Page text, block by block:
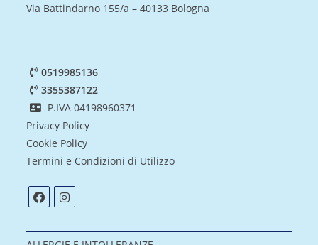
Via Battindarno 155/a – 40133 Bologna
0519985136
3355387122
P.IVA 04198960371
Privacy Policy
Cookie Policy
Termini e Condizioni di Utilizzo